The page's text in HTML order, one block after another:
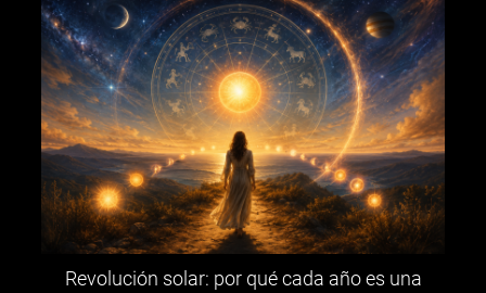
Revolución solar: por qué cada año es una